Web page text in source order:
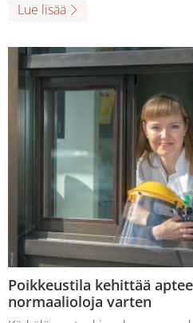
Lue lisää
Poikkeustila kehittää
normaalioloja varten